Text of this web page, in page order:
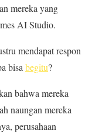
mereka yang
AI Studio.
mendapat respon
bisa begitu?
bahwa mereka
naungan mereka
perusahaan